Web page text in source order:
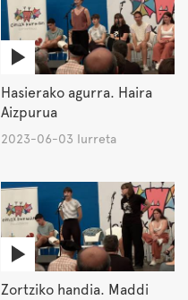
Hasierako agurra. Haira
Aizpurua
2023-06-03 Iurreta
Zortziko handia. Maddi